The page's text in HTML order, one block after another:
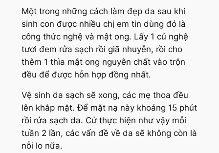
Một trong những cách làm đẹp da sau khi
sinh con được nhiều chị em tin dùng đó là
công thức nghệ và mật ong. Lấy 1 củ nghệ
tươi đem rửa sạch rồi giã nhuyễn, rồi cho
thêm 1 thìa mật ong nguyên chất vào trộn
đều để được hỗn hợp đồng nhất.
Vệ sinh da sạch sẽ xong, các mẹ thoa đều
lên khắp mặt. Để mặt nạ này khoảng 15 phút
rồi rửa sạch da. Cứ thực hiện như vậy mỗi
tuần 2 lần, các vấn đề về da sẽ không còn là
nỗi lo nữa.